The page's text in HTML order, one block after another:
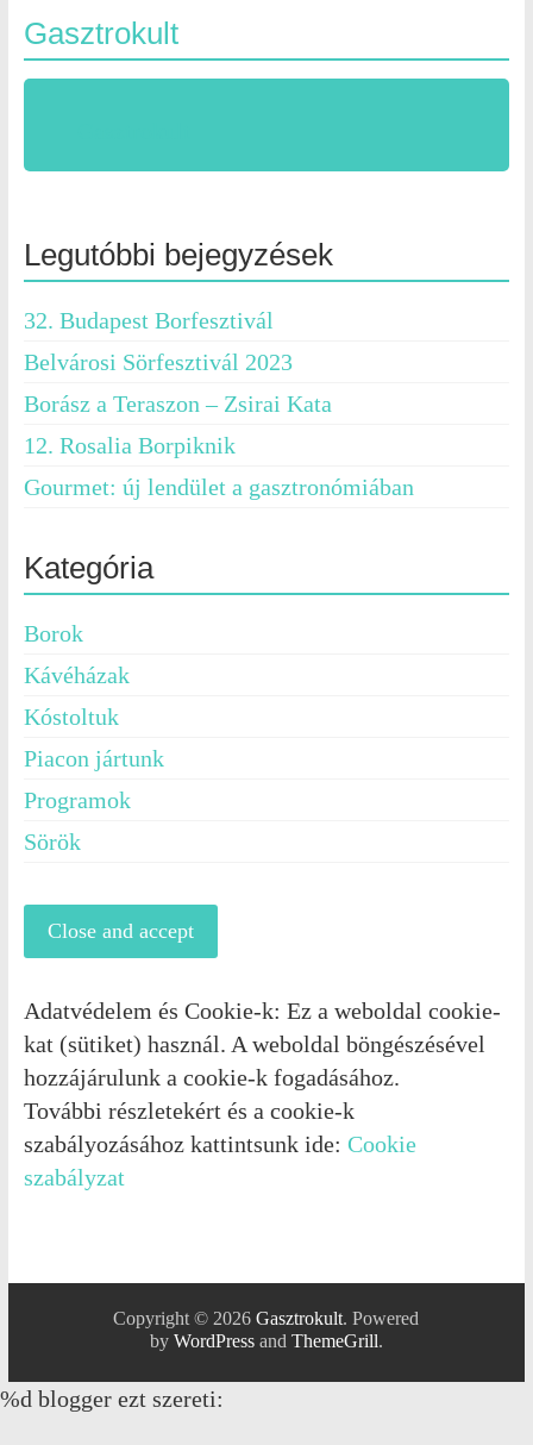
Gasztrokult
Legutóbbi bejegyzések
32. Budapest Borfesztivál
Belvárosi Sörfesztivál 2023
Borász a Teraszon – Zsirai Kata
12. Rosalia Borpiknik
Gourmet: új lendület a gasztronómiában
Kategória
Borok
Kávéházak
Kóstoltuk
Piacon jártunk
Programok
Sörök
Adatvédelem és Cookie-k: Ez a weboldal cookie-
kat (sütiket) használ. A weboldal böngészésével
hozzájárulunk a cookie-k fogadásához.
További részletekért és a cookie-k
szabályozásához kattintsunk ide: Cookie
szabályzat
Copyright © 2026Gasztrokult. Powered
by WordPressand ThemeGrill.
%d blogger ezt szereti: